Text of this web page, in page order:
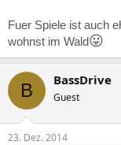
Fuer Spiele ist auch
wohnst im Wald😛
B BassDrive
Guest
23. Dez. 2014